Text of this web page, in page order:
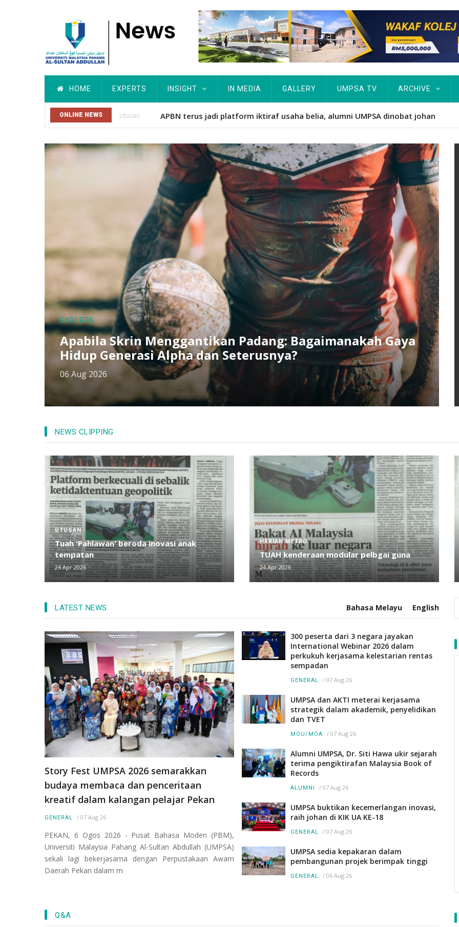
Main
navigation
HOME EXPERTS INSIGHT IN MEDIA GALLERY UMPSA TV ARCHIVE
ONLINE NEWS Utusan APBN terus jadi platform iktiraf usaha belia, alumni UMPSA dinobat johan
EXPERTS
Apabila Skrin Menggantikan Padang: Bagaimanakah Gaya
Hidup Generasi Alpha dan Seterusnya?
06 Aug 2026
NEWS CLIPPING
UTUSAN
Tuah 'Pahlawan' beroda inovasi anak
tempatan
24 Apr 2026
HARIAN METRO
TUAH kenderaan modular pelbgai guna
24 Apr 2026
LATEST NEWS Bahasa Melayu English
Story Fest UMPSA 2026 semarakkan
budaya membaca dan penceritaan
kreatif dalam kalangan pelajar Pekan
GENERAL / 07 Aug 26
PEKAN, 6 Ogos 2026 - Pusat Bahasa Moden (PBM),
Universiti Malaysia Pahang Al-Sultan Abdullah (UMPSA)
sekali lagi bekerjasama dengan Perpustakaan Awam
Daerah Pekan dalam m
300 peserta dari 3 negara jayakan
International Webinar 2026 dalam
perkukuh kerjasama kelestarian rentas
sempadan
GENERAL / 07 Aug 26
UMPSA dan AKTI meterai kerjasama
strategik dalam akademik, penyelidikan
dan TVET
MOU/MOA / 07 Aug 26
Alumni UMPSA, Dr. Siti Hawa ukir sejarah
terima pengiktirafan Malaysia Book of
Records
ALUMNI / 07 Aug 26
UMPSA buktikan kecemerlangan inovasi,
raih johan di KIK UA KE-18
GENERAL / 07 Aug 26
UMPSA sedia kepakaran dalam
pembangunan projek berimpak tinggi
GENERAL / 06 Aug 26
Q&A